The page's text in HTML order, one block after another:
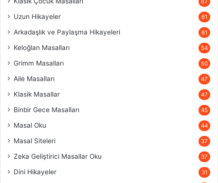
67
Uzun Hikayeler 61
Arkadaşlık ve Paylaşma Hikayeleri 61
Keloğlan Masalları 54
Grimm Masalları 50
Aile Masalları 47
Klasik Masallar 47
Binbir Gece Masalları 45
Masal Oku 44
Masal Siteleri 37
Zeka Geliştirici Masallar Oku 37
Dini Hikayeler 31